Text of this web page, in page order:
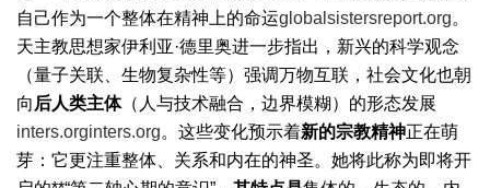
自己作为一个整体在精神上的命运globalsistersreport.org。
天主教思想家伊利亚·德里奥进一步指出，新兴的科学观念
（量子关联、生物复杂性等）强调万物互联，社会文化也朝
向 后人类主体（人与技术融合，边界模糊）的形态发展
inters.orginters.org。这些变化预示着新的宗教精神正在萌
芽：它更注重整体、关系和内在的神圣。她将此称为即将开